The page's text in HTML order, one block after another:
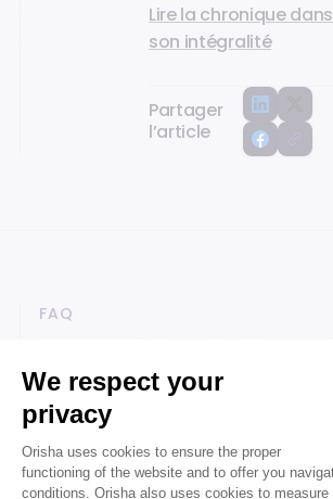
Lire la chronique dans
son intégralité
Partager
l’article
FAQ
Questions fréquentes